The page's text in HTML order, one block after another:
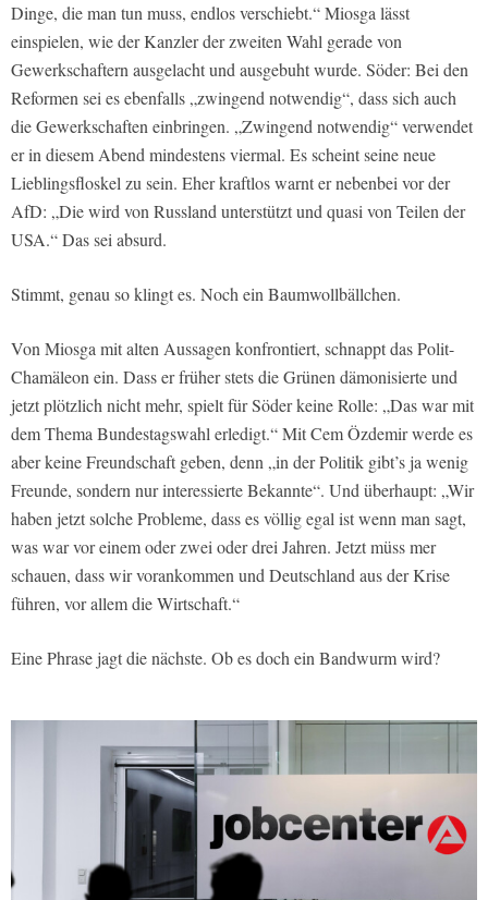
Dinge, die man tun muss, endlos verschiebt.“ Miosga lässt
einspielen, wie der Kanzler der zweiten Wahl gerade von
Gewerkschaftern ausgelacht und ausgebuht wurde. Söder: Bei den
Reformen sei es ebenfalls „zwingend notwendig“, dass sich auch
die Gewerkschaften einbringen. „Zwingend notwendig“ verwendet
er in diesem Abend mindestens viermal. Es scheint seine neue
Lieblingsfloskel zu sein. Eher kraftlos warnt er nebenbei vor der
AfD: „Die wird von Russland unterstützt und quasi von Teilen der
USA.“ Das sei absurd.
Stimmt, genau so klingt es. Noch ein Baumwollbällchen.
Von Miosga mit alten Aussagen konfrontiert, schnappt das Polit-
Chamäleon ein. Dass er früher stets die Grünen dämonisierte und
jetzt plötzlich nicht mehr, spielt für Söder keine Rolle: „Das war mit
dem Thema Bundestagswahl erledigt.“ Mit Cem Özdemir werde es
aber keine Freundschaft geben, denn „in der Politik gibt’s ja wenig
Freunde, sondern nur interessierte Bekannte“. Und überhaupt: „Wir
haben jetzt solche Probleme, dass es völlig egal ist wenn man sagt,
was war vor einem oder zwei oder drei Jahren. Jetzt müss mer
schauen, dass wir vorankommen und Deutschland aus der Krise
führen, vor allem die Wirtschaft.“
Eine Phrase jagt die nächste. Ob es doch ein Bandwurm wird?